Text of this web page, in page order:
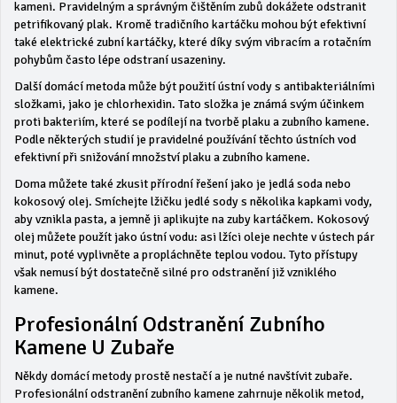
kameni. Pravidelným a správným čištěním zubů dokážete odstranit
petrifikovaný plak. Kromě tradičního kartáčku mohou být efektivní
také elektrické zubní kartáčky, které díky svým vibracím a rotačním
pohybům často lépe odstraní usazeniny.
Další domácí metoda může být použití ústní vody s antibakteriálními
složkami, jako je chlorhexidin. Tato složka je známá svým účinkem
proti bakteriím, které se podílejí na tvorbě plaku a zubního kamene.
Podle některých studií je pravidelné používání těchto ústních vod
efektivní při snižování množství plaku a zubního kamene.
Doma můžete také zkusit přírodní řešení jako je jedlá soda nebo
kokosový olej. Smíchejte lžičku jedlé sody s několika kapkami vody,
aby vznikla pasta, a jemně ji aplikujte na zuby kartáčkem. Kokosový
olej můžete použít jako ústní vodu: asi lžíci oleje nechte v ústech pár
minut, poté vyplivněte a propláchněte teplou vodou. Tyto přístupy
však nemusí být dostatečně silné pro odstranění již vzniklého
kamene.
Profesionální Odstranění Zubního
Kamene U Zubaře
Někdy domácí metody prostě nestačí a je nutné navštívit zubaře.
Profesionální odstranění zubního kamene zahrnuje několik metod,